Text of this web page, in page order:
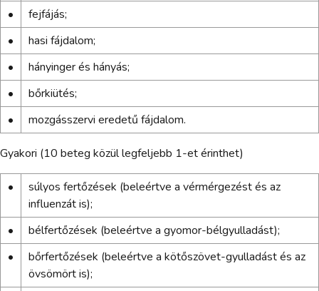
•
fejfájás;
•
hasi fájdalom;
•
hányinger és hányás;
•
bőrkiütés;
•
mozgásszervi eredetű fájdalom.
Gyakori (10 beteg közül legfeljebb 1-et érinthet)
•
súlyos fertőzések (beleértve a vérmérgezést és az
influenzát is);
•
bélfertőzések (beleértve a gyomor-bélgyulladást);
•
bőrfertőzések (beleértve a kötőszövet-gyulladást és az
övsömört is);